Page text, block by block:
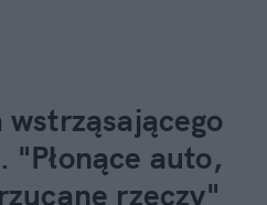
wstrząsającego
"Płonące auto,
rzeczy"